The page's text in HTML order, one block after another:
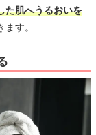
た肌へうるおいを
ます。